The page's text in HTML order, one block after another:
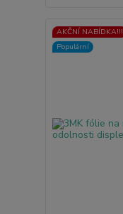
AKČNÍ NABÍDKA!!!
Populární